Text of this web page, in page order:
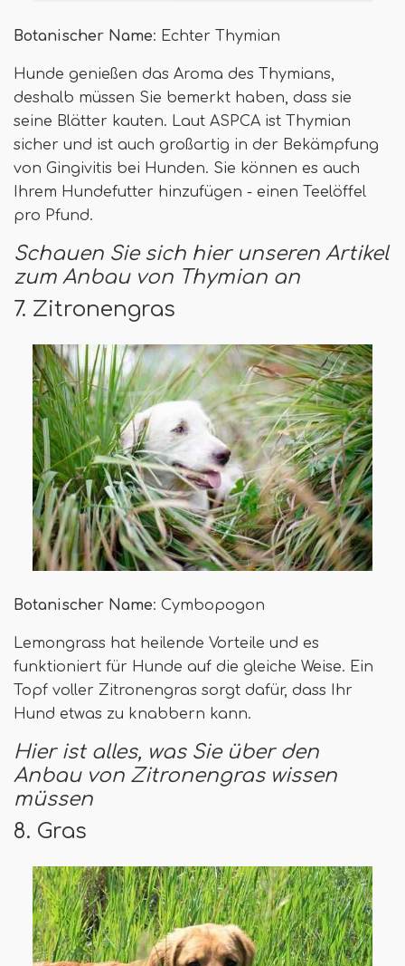
Botanischer Name: Echter Thymian
Hunde genießen das Aroma des Thymians,
deshalb müssen Sie bemerkt haben, dass sie
seine Blätter kauten. Laut ASPCA ist Thymian
sicher und ist auch großartig in der Bekämpfung
von Gingivitis bei Hunden. Sie können es auch
Ihrem Hundefutter hinzufügen - einen Teelöffel
pro Pfund.
Schauen Sie sich hier unseren Artikel
zum Anbau von Thymian an
7. Zitronengras
Botanischer Name: Cymbopogon
Lemongrass hat heilende Vorteile und es
funktioniert für Hunde auf die gleiche Weise. Ein
Topf voller Zitronengras sorgt dafür, dass Ihr
Hund etwas zu knabbern kann.
Hier ist alles, was Sie über den
Anbau von Zitronengras wissen
müssen
8. Gras